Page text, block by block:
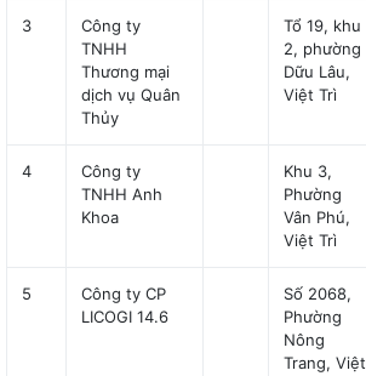
3
Công ty
TNHH
Thương mại
dịch vụ Quân
Thủy
Tổ 19, khu
2, phường
Dữu Lâu,
Việt Trì
4
Công ty
TNHH Anh
Khoa
Khu 3,
Phường
Vân Phú,
Việt Trì
5
Công ty CP
LICOGI 14.6
Số 2068,
Phường
Nông
Trang, Việt